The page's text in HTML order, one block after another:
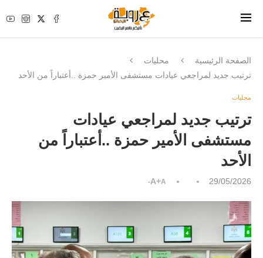
الصفحة الرئيسية
محليات
ترتيب جديد لمراجعي عيادات مستشفى الأمير حمزة ..أعتباراً من الأحد
محليات
ترتيب جديد لمراجعي عيادات
مستشفى الأمير حمزة ..أعتباراً من
الأحد
29/05/2026
A+A-